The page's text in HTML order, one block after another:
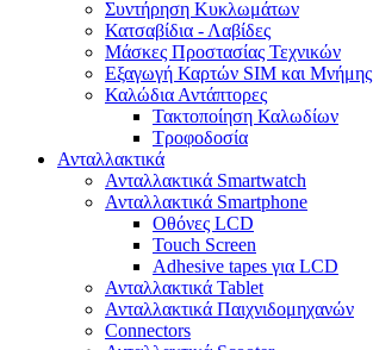
Συντήρηση Κυκλωμάτων
Κατσαβίδια - Λαβίδες
Μάσκες Προστασίας Τεχνικών
Εξαγωγή Καρτών SIM και Μνήμης
Καλώδια Αντάπτορες
Τακτοποίηση Καλωδίων
Τροφοδοσία
Ανταλλακτικά
Ανταλλακτικά Smartwatch
Ανταλλακτικά Smartphone
Οθόνες LCD
Touch Screen
Adhesive tapes για LCD
Ανταλλακτικά Tablet
Ανταλλακτικά Παιχνιδομηχανών
Connectors